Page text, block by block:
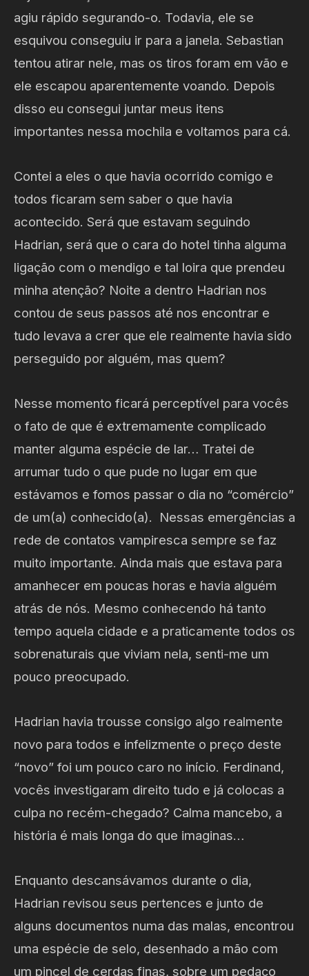
agiu rápido segurando-o. Todavia, ele se
esquivou conseguiu ir para a janela. Sebastian
tentou atirar nele, mas os tiros foram em vão e
ele escapou aparentemente voando. Depois
disso eu consegui juntar meus itens
importantes nessa mochila e voltamos para cá.
Contei a eles o que havia ocorrido comigo e
todos ficaram sem saber o que havia
acontecido. Será que estavam seguindo
Hadrian, será que o cara do hotel tinha alguma
ligação com o mendigo e tal loira que prendeu
minha atenção? Noite a dentro Hadrian nos
contou de seus passos até nos encontrar e
tudo levava a crer que ele realmente havia sido
perseguido por alguém, mas quem?
Nesse momento ficará perceptível para vocês
o fato de que é extremamente complicado
manter alguma espécie de lar… Tratei de
arrumar tudo o que pude no lugar em que
estávamos e fomos passar o dia no “comércio”
de um(a) conhecido(a). Nessas emergências a
rede de contatos vampiresca sempre se faz
muito importante. Ainda mais que estava para
amanhecer em poucas horas e havia alguém
atrás de nós. Mesmo conhecendo há tanto
tempo aquela cidade e a praticamente todos os
sobrenaturais que viviam nela, senti-me um
pouco preocupado.
Hadrian havia trousse consigo algo realmente
novo para todos e infelizmente o preço deste
“novo” foi um pouco caro no início. Ferdinand,
vocês investigaram direito tudo e já colocas a
culpa no recém-chegado? Calma mancebo, a
história é mais longa do que imaginas…
Enquanto descansávamos durante o dia,
Hadrian revisou seus pertences e junto de
alguns documentos numa das malas, encontrou
uma espécie de selo, desenhado a mão com
um pincel de cerdas finas, sobre um pedaço